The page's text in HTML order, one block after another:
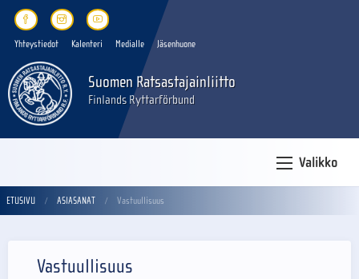
Yhteystiedot Kalenteri Medialle Jäsenhuone
Suomen Ratsastajainliitto
Finlands Ryttarförbund
Valikko
ETUSIVU ASIASANAT Vastuullisuus
Vastuullisuus